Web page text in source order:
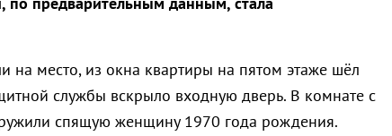
на место, из окна квартиры на пятом этаже шёл
службы вскрыло входную дверь. В комнате с
спящую женщину 1970 года рождения.